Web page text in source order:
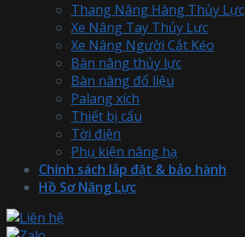
Thang Nâng Hàng Thủy Lực
Xe Nâng Tay Thủy Lực
Xe Nâng Người Cắt Kéo
Bàn nâng thủy lực
Bàn nâng đổ liệu
Palang xích
Thiết bị cẩu
Tời điện
Phụ kiện nâng hạ
Chính sách lắp đặt & bảo hành
Hồ Sơ Năng Lực